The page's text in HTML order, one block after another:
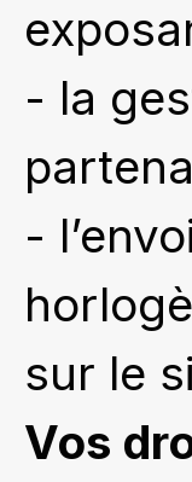
- la
-
sur le
Vos